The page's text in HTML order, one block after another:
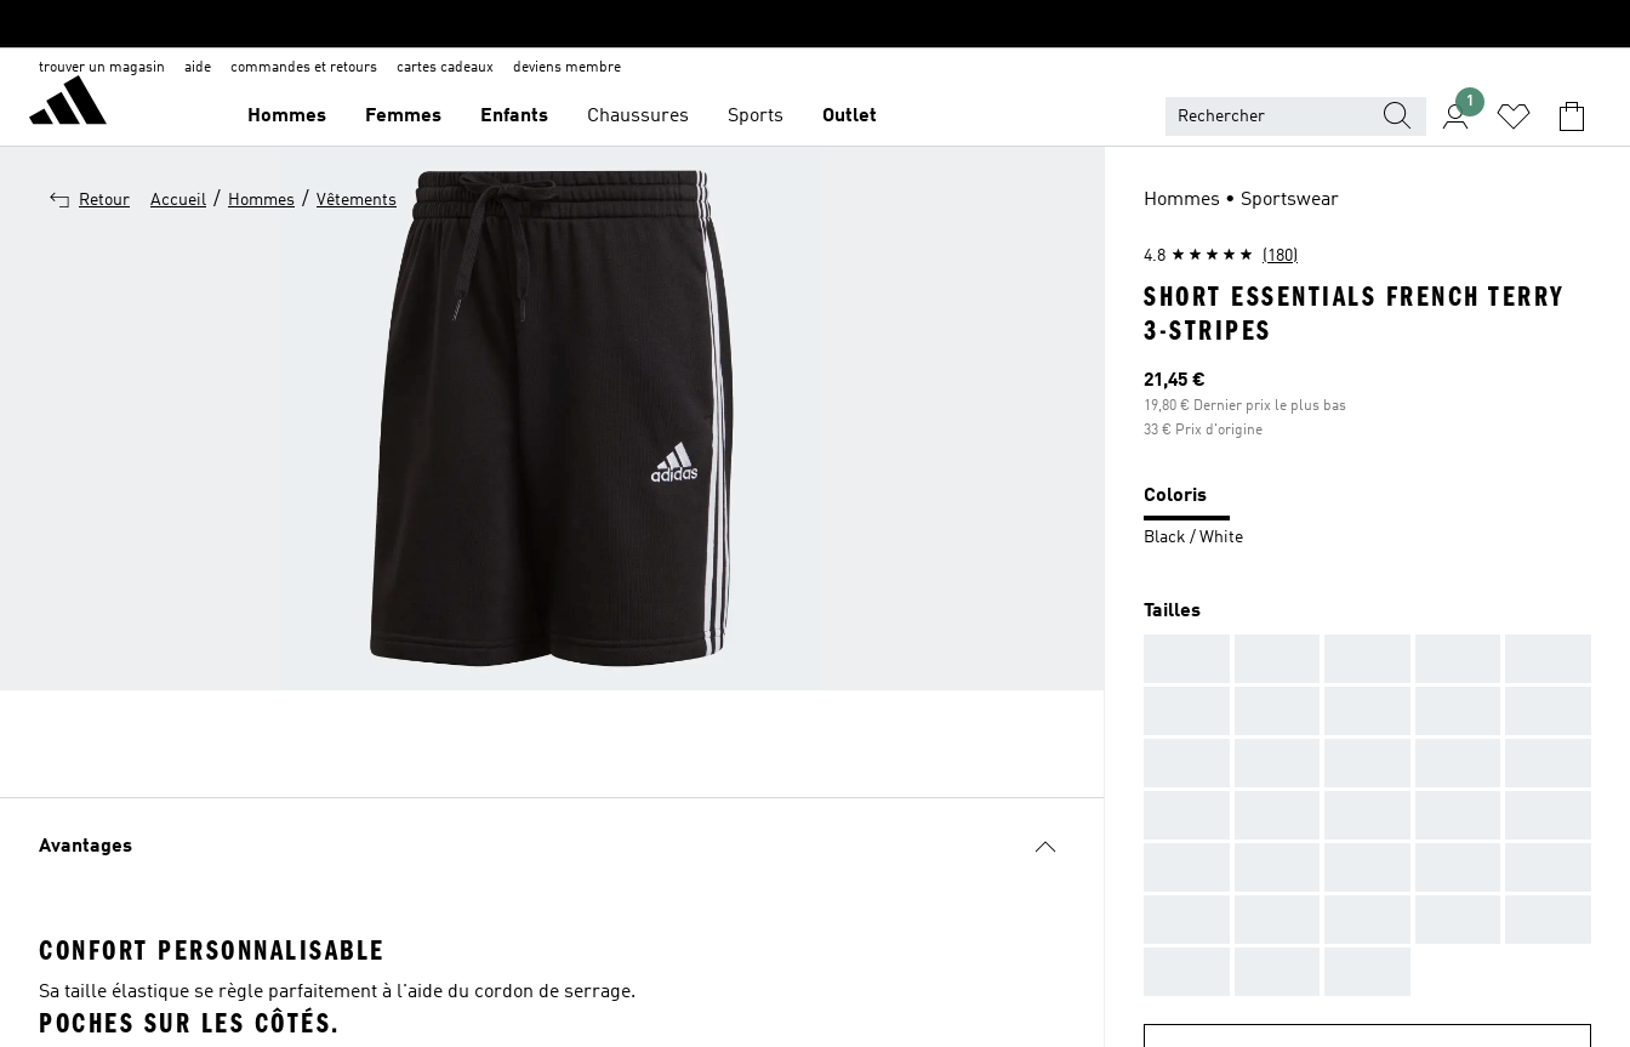
trouver un magasin aide commandes et retours cartes cadeaux deviens membre
Hommes Femmes Enfants Chaussures Sports Outlet
1
Retour Accueil / Hommes / Vêtements
Avantages
CONFORT PERSONNALISABLE
Sa taille élastique se règle parfaitement à l'aide du cordon de serrage.
POCHES SUR LES CÔTÉS.
Hommes • Sportswear
4.8 (180)
SHORT ESSENTIALS FRENCH TERRY
3-STRIPES
Prix actuel
21,45 €
19,80 € Dernier prix le plus bas
33 € Prix d'origine
Coloris
Black / White
Tailles